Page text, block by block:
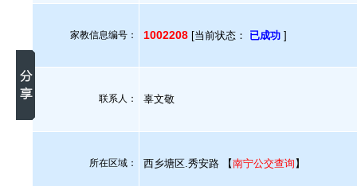
家教信息编号： 1002208 [当前状态： 已成功 ]
联系人： 辜文敬
所在区域： 西乡塘区.秀安路 【南宁公交查询 】